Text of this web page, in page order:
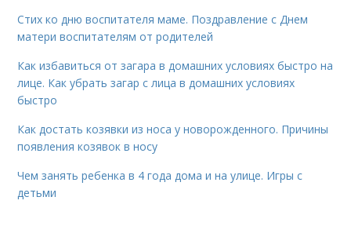
Стих ко дню воспитателя маме. Поздравление с Днем
матери воспитателям от родителей
Как избавиться от загара в домашних условиях быстро на
лице. Как убрать загар с лица в домашних условиях
быстро
Как достать козявки из носа у новорожденного. Причины
появления козявок в носу
Чем занять ребенка в 4 года дома и на улице. Игры с
детьми